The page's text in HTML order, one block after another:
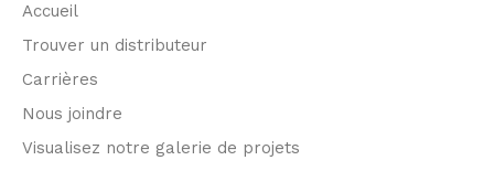
Accueil
Trouver un distributeur
Carrières
Nous joindre
Visualisez notre galerie de projets